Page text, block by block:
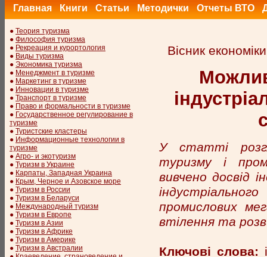
Главная Книги Статьи Методички Отчеты ВТО
● Теория туризма
● Философия туризма
● Рекреация и курортология
● Виды туризма
● Экономика туризма
● Менеджмент в туризме
● Маркетинг в туризме
● Инновации в туризме
● Транспорт в туризме
● Право и формальности в туризме
● Государственное регулирование в
туризме
● Туристские кластеры
● Информационные технологии в
туризме
● Агро- и экотуризм
● Туризм в Украине
● Карпаты, Западная Украина
● Крым, Черное и Азовское море
● Туризм в России
● Туризм в Беларуси
● Международный туризм
● Туризм в Европе
● Туризм в Азии
● Туризм в Африке
● Туризм в Америке
● Туризм в Австралии
Вісник
У статті
туризму і
вивчено досвід
промислових
втілення та
Ключові слова: